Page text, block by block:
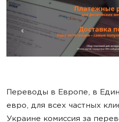
Переводы в Европе, в
евро, для всех частных
Украине комиссия за